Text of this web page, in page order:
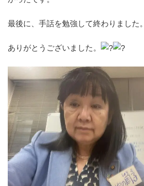
最後に、手話を勉強して終わりました。
ありがとうございました。